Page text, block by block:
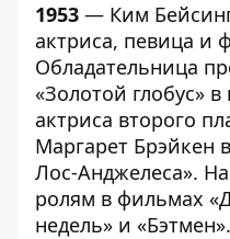
1953 — Ким
актриса, певица и
Обладательница
«Золотой глобус»
актриса второго
Маргарет Брэйкен
Лос-Анджелеса».
ролям в фильмах
недель» и «Бэтмен».